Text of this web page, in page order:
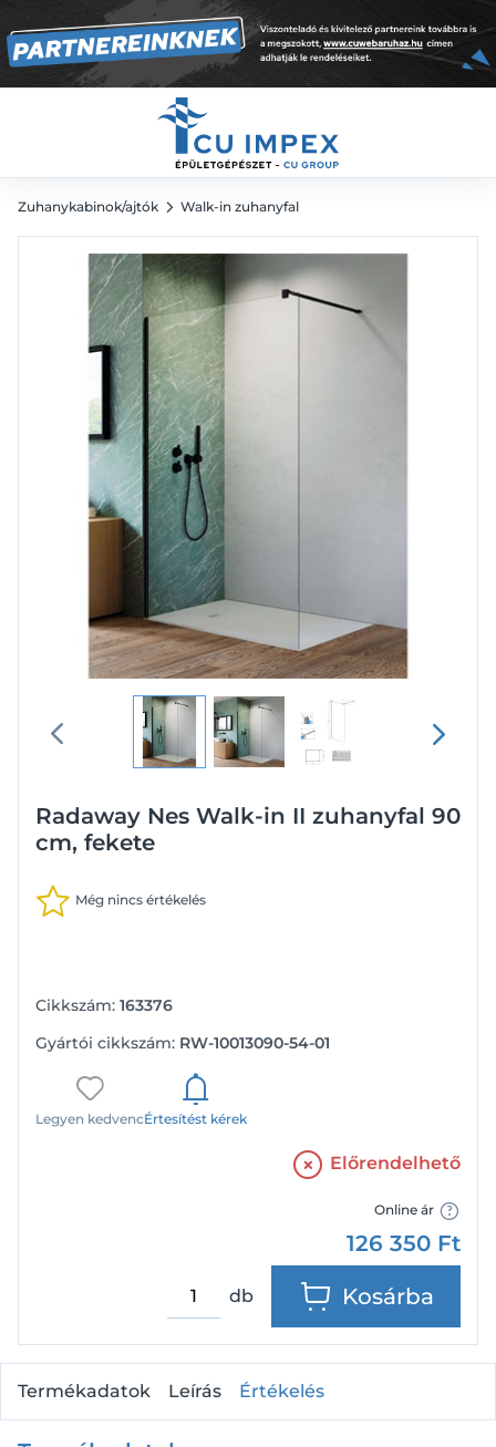
Zuhanykabinok/ajtók Walk-in zuhanyfal
Radaway Nes Walk-in II zuhanyfal 90
cm, fekete
Még nincs értékelés
Cikkszám: 163376
Gyártói cikkszám: RW-10013090-54-01
Legyen kedvencÉrtesítést kérek
Előrendelhető
Online ár
126 350 Ft
db Kosárba
126 350 Ft
Termékadatok Leírás Értékelés